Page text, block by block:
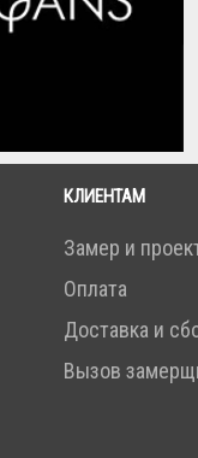
КЛИЕНТАМ
Замер и
Оплата
Доставка и
Вызов